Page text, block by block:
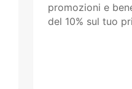
promozioni e
del 10% sul tuo